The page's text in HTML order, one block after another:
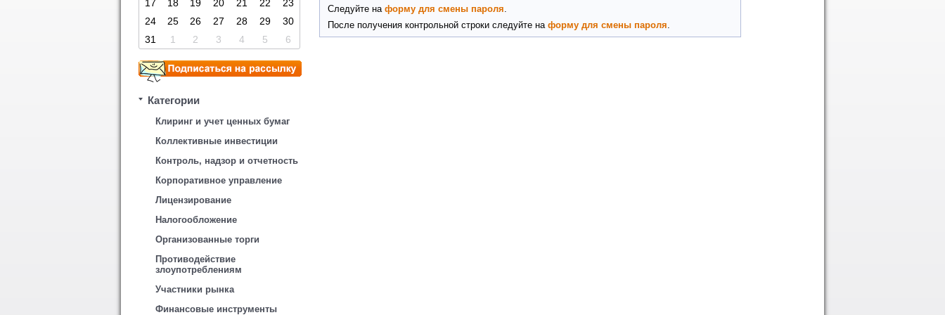
17 18 19 20 21 22
23
24
25 26 27 28 29
30
31
1 2 3 4 5 6
Категории
Клиринг и учет ценных бумаг
Коллективные инвестиции
Контроль, надзор и отчетность
Корпоративное управление
Лицензирование
Налогообложение
Организованные торги
Противодействие
злоупотреблениям
Участники рынка
Финансовые инструменты
Следуйте на форму для смены пароля.
После получения контрольной строки следуйте на форму для смены пароля.